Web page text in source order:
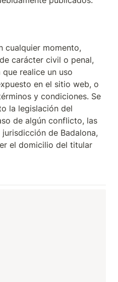
cualquier momento,
carácter civil o penal,
realice un uso
en el sitio web, o
y condiciones. Se
la legislación del
de algún conflicto, las
de Badalona,
el domicilio del titular